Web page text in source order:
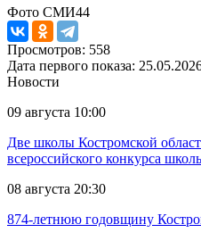
Фото СМИ44
Просмотров: 558
Дата первого показа:
Новости
09 августа 10:00
Две школы Костромской
всероссийского конкурса
08 августа 20:30
874-летнюю годовщину